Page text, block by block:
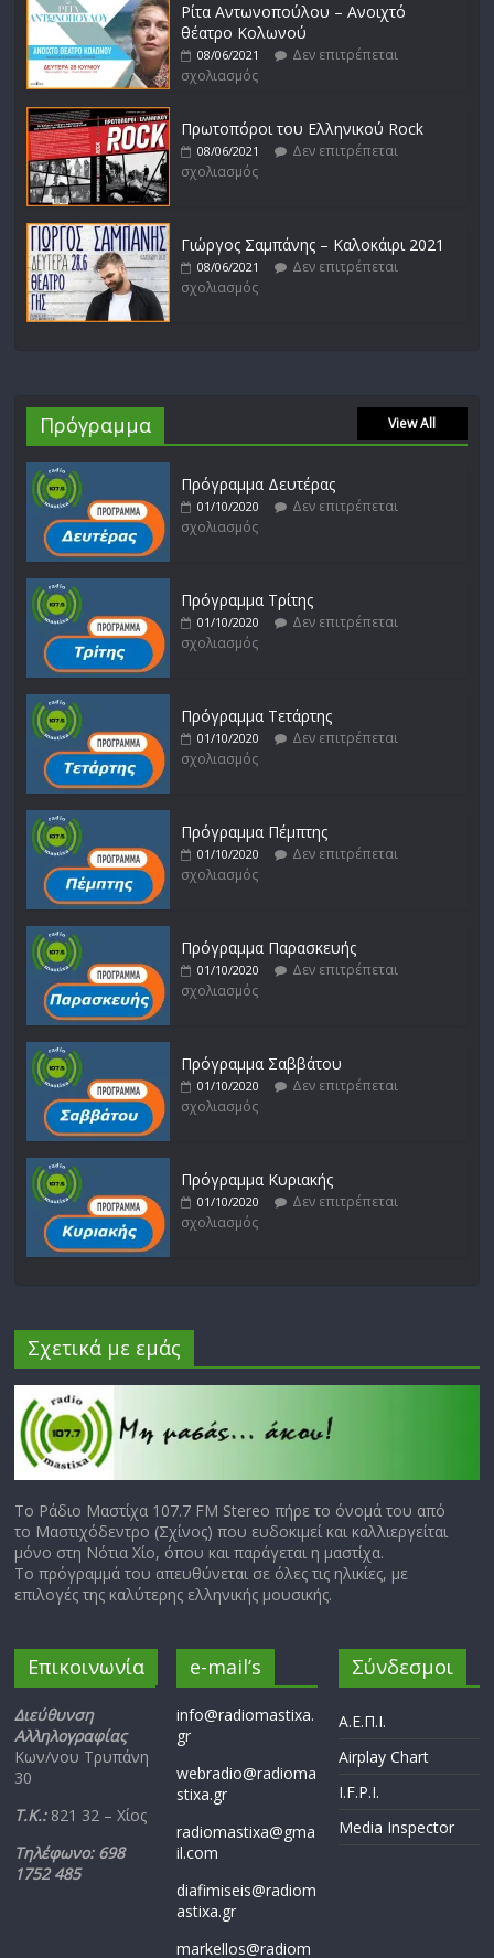
Ρίτα Αντωνοπούλου – Ανοιχτό
θέατρο Κολωνού
08/06/2021
Δεν επιτρέπεται
σχολιασμός
Πρωτοπόροι του Ελληνικού Rock
08/06/2021
Δεν επιτρέπεται
σχολιασμός
Γιώργος Σαμπάνης – Καλοκάιρι 2021
08/06/2021
Δεν επιτρέπεται
σχολιασμός
Πρόγραμμα View All
Πρόγραμμα Δευτέρας
01/10/2020
Δεν επιτρέπεται
σχολιασμός
Πρόγραμμα Τρίτης
01/10/2020
Δεν επιτρέπεται
σχολιασμός
Πρόγραμμα Τετάρτης
01/10/2020
Δεν επιτρέπεται
σχολιασμός
Πρόγραμμα Πέμπτης
01/10/2020
Δεν επιτρέπεται
σχολιασμός
Πρόγραμμα Παρασκευής
01/10/2020
Δεν επιτρέπεται
σχολιασμός
Πρόγραμμα Σαββάτου
01/10/2020
Δεν επιτρέπεται
σχολιασμός
Πρόγραμμα Κυριακής
01/10/2020
Δεν επιτρέπεται
σχολιασμός
Σχετικά με εμάς
Το Ράδιο Μαστίχα 107.7 FM Stereo πήρε το όνομά του από
το Μαστιχόδεντρο (Σχίνος) που ευδοκιμεί και καλλιεργείται
μόνο στη Νότια Χίο, όπου και παράγεται η μαστίχα.
Το πρόγραμμά του απευθύνεται σε όλες τις ηλικίες, με
επιλογές της καλύτερης ελληνικής μουσικής.
Επικοινωνία
Διεύθυνση
Αλληλογραφίας
Κων/νου Τρυπάνη
30
Τ.Κ.: 821 32 – Χίος
Τηλέφωνο: 698
1752 485
e-mail’s
info@radiomastixa.
gr
webradio@radioma
stixa.gr
radiomastixa@gma
il.com
diafimiseis@radiom
astixa.gr
markellos@radiom
Σύνδεσμοι
Α.Ε.Π.Ι.
Airplay Chart
I.F.P.I.
Media Inspector